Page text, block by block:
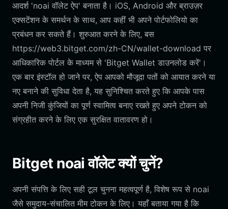
आदर्श 'noai वॉलेट ऐप' बनाता है। iOS, Android और ब्राउज़र
एक्सटेंशन के समर्थन के साथ, आप कहीं भी अपने पोर्टफोलियो का
प्रबंधन कर सकते हैं। शुरुआत करने के लिए, बस
https://web3.bitget.com/zh-CN/wallet-download पर
आधिकारिक पोर्टल के माध्यम से 'Bitget Wallet डाउनलोड करें'।
एक बार इंस्टॉल हो जाने पर, ऐप आपको मौजूदा पतों को आयात करने या
नए बनाने की सुविधा देता है, यह सुनिश्चित करते हुए कि आपके पास
अपनी निजी कुंजियों का पूर्ण स्वामित्व बनाए रखते हुए अपने टोकन को
संग्रहीत करने के लिए एक सुरक्षित वातावरण हो।
Bitget noai वॉलेट क्यों चुनें?
अपनी संपत्ति के लिए सही टूल चुनना महत्वपूर्ण है, विशेष रूप से noai
जैसे समुदाय-संचालित मीम टोकन के लिए। यहाँ बताया गया है कि